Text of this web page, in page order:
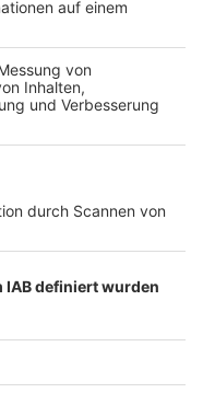
Impressum